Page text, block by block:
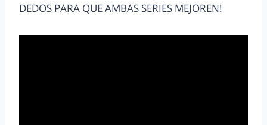
DEDOS PARA QUE AMBAS SERIES MEJOREN!